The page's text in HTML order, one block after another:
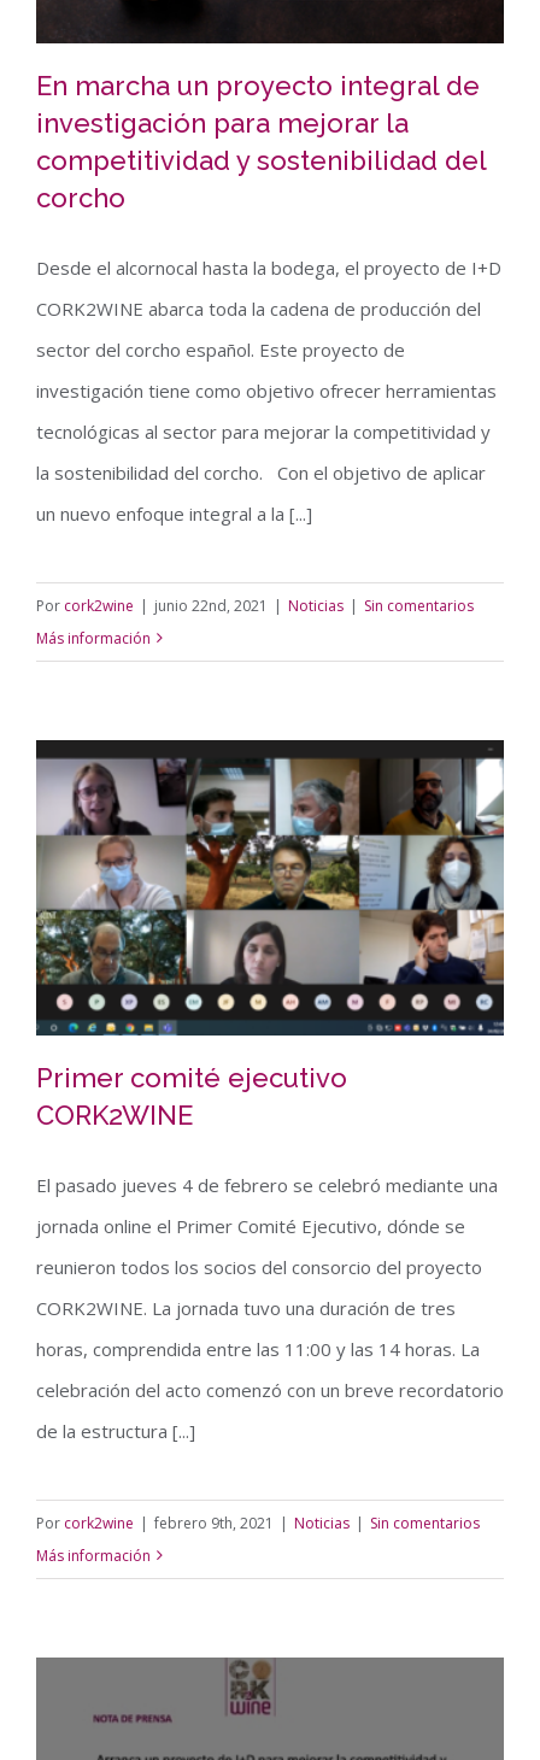
En marcha un proyecto integral de
investigación para mejorar la
En marcha un proyecto integral de
investigación para mejorar la
competitividad y sostenibilidad del
corcho
Desde el alcornocal hasta la bodega, el proyecto de I+D
CORK2WINE abarca toda la cadena de producción del
sector del corcho español. Este proyecto de
investigación tiene como objetivo ofrecer herramientas
tecnológicas al sector para mejorar la competitividad y
la sostenibilidad del corcho. Con el objetivo de aplicar
un nuevo enfoque integral a la [...]
Por cork2wine | junio 22nd, 2021 | Noticias | Sin comentarios
Más información
Primer comité ejecutivo CORK2WINE
Primer comité ejecutivo
CORK2WINE
El pasado jueves 4 de febrero se celebró mediante una
jornada online el Primer Comité Ejecutivo, dónde se
reunieron todos los socios del consorcio del proyecto
CORK2WINE. La jornada tuvo una duración de tres
horas, comprendida entre las 11:00 y las 14 horas. La
celebración del acto comenzó con un breve recordatorio
de la estructura [...]
Por cork2wine | febrero 9th, 2021 | Noticias | Sin comentarios
Más información